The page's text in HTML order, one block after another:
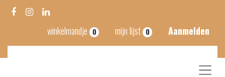
winkelmandje 0 mijn lijst 0 Aanmelden